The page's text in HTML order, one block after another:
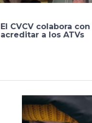
El CVCV colabora
acreditar a los ATVs